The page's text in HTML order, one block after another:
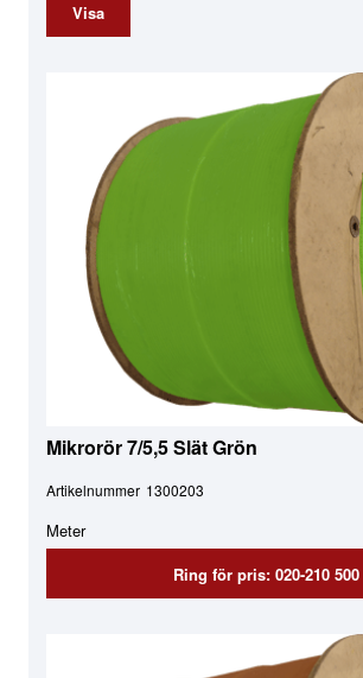
Visa
Mikrorör 7/5,5 Slät Grön
Artikelnummer 1300203
Meter
Ring för pris: 020-210 500